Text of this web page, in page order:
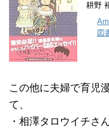
耕野
図
この他に夫婦で育児
て、
・相澤タロウイチさ